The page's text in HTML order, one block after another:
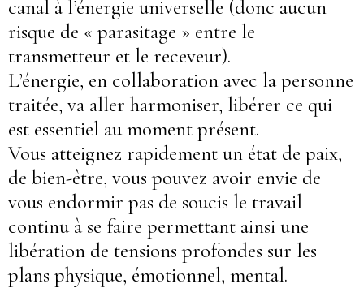
canal à l’énergie universelle (donc aucun
risque de « parasitage » entre le
transmetteur et le receveur).
L’énergie, en collaboration avec la personne
traitée, va aller harmoniser, libérer ce qui
est essentiel au moment présent.
Vous atteignez rapidement un état de paix,
de bien-être, vous pouvez avoir envie de
vous endormir pas de soucis le travail
continu à se faire permettant ainsi une
libération de tensions profondes sur les
plans physique, émotionnel, mental.